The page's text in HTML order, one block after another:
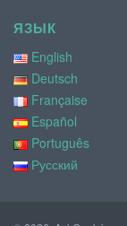
ЯЗЫК
English
Deutsch
Française
Español
Português
Русский